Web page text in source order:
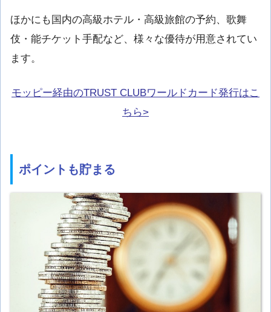
ほかにも国内の高級ホテル・高級旅館の予約、歌舞
伎・能チケット手配など、様々な優待が用意されてい
ます。
モッピー経由のTRUST CLUBワールドカード発行はこ
ちら>
ポイントも貯まる